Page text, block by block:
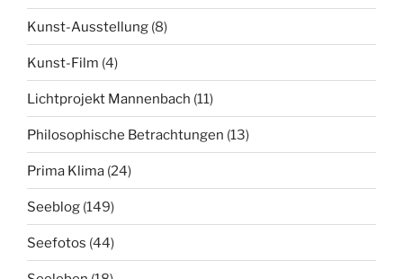
Kunst-Ausstellung (8)
Kunst-Film (4)
Lichtprojekt Mannenbach (11)
Philosophische Betrachtungen (13)
Prima Klima (24)
Seeblog (149)
Seefotos (44)